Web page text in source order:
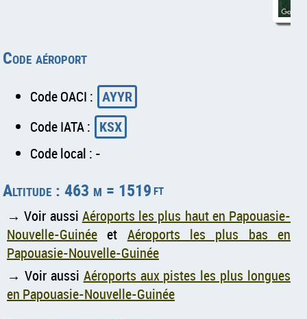
Code aéroport
Code OACI : AYYR
Code IATA : KSX
Code local : -
Altitude : 463 m = 1519ft
→ Voir aussi Aéroports les plus haut en Papouasie-
Nouvelle-Guinée et Aéroports les plus bas en
Papouasie-Nouvelle-Guinée
→ Voir aussi Aéroports aux pistes les plus longues
en Papouasie-Nouvelle-Guinée